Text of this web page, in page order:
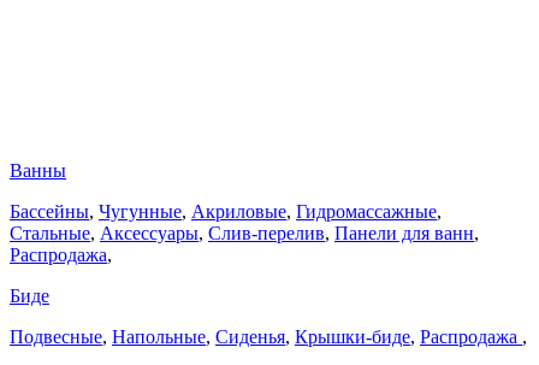
Ванны
Бассейны, Чугунные, Акриловые, Гидромассажные,
Стальные, Аксессуары, Слив-перелив, Панели для ванн,
Распродажа,
Биде
Подвесные, Напольные, Сиденья, Крышки-биде, Распродажа ,